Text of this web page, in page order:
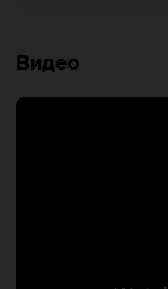
Видео